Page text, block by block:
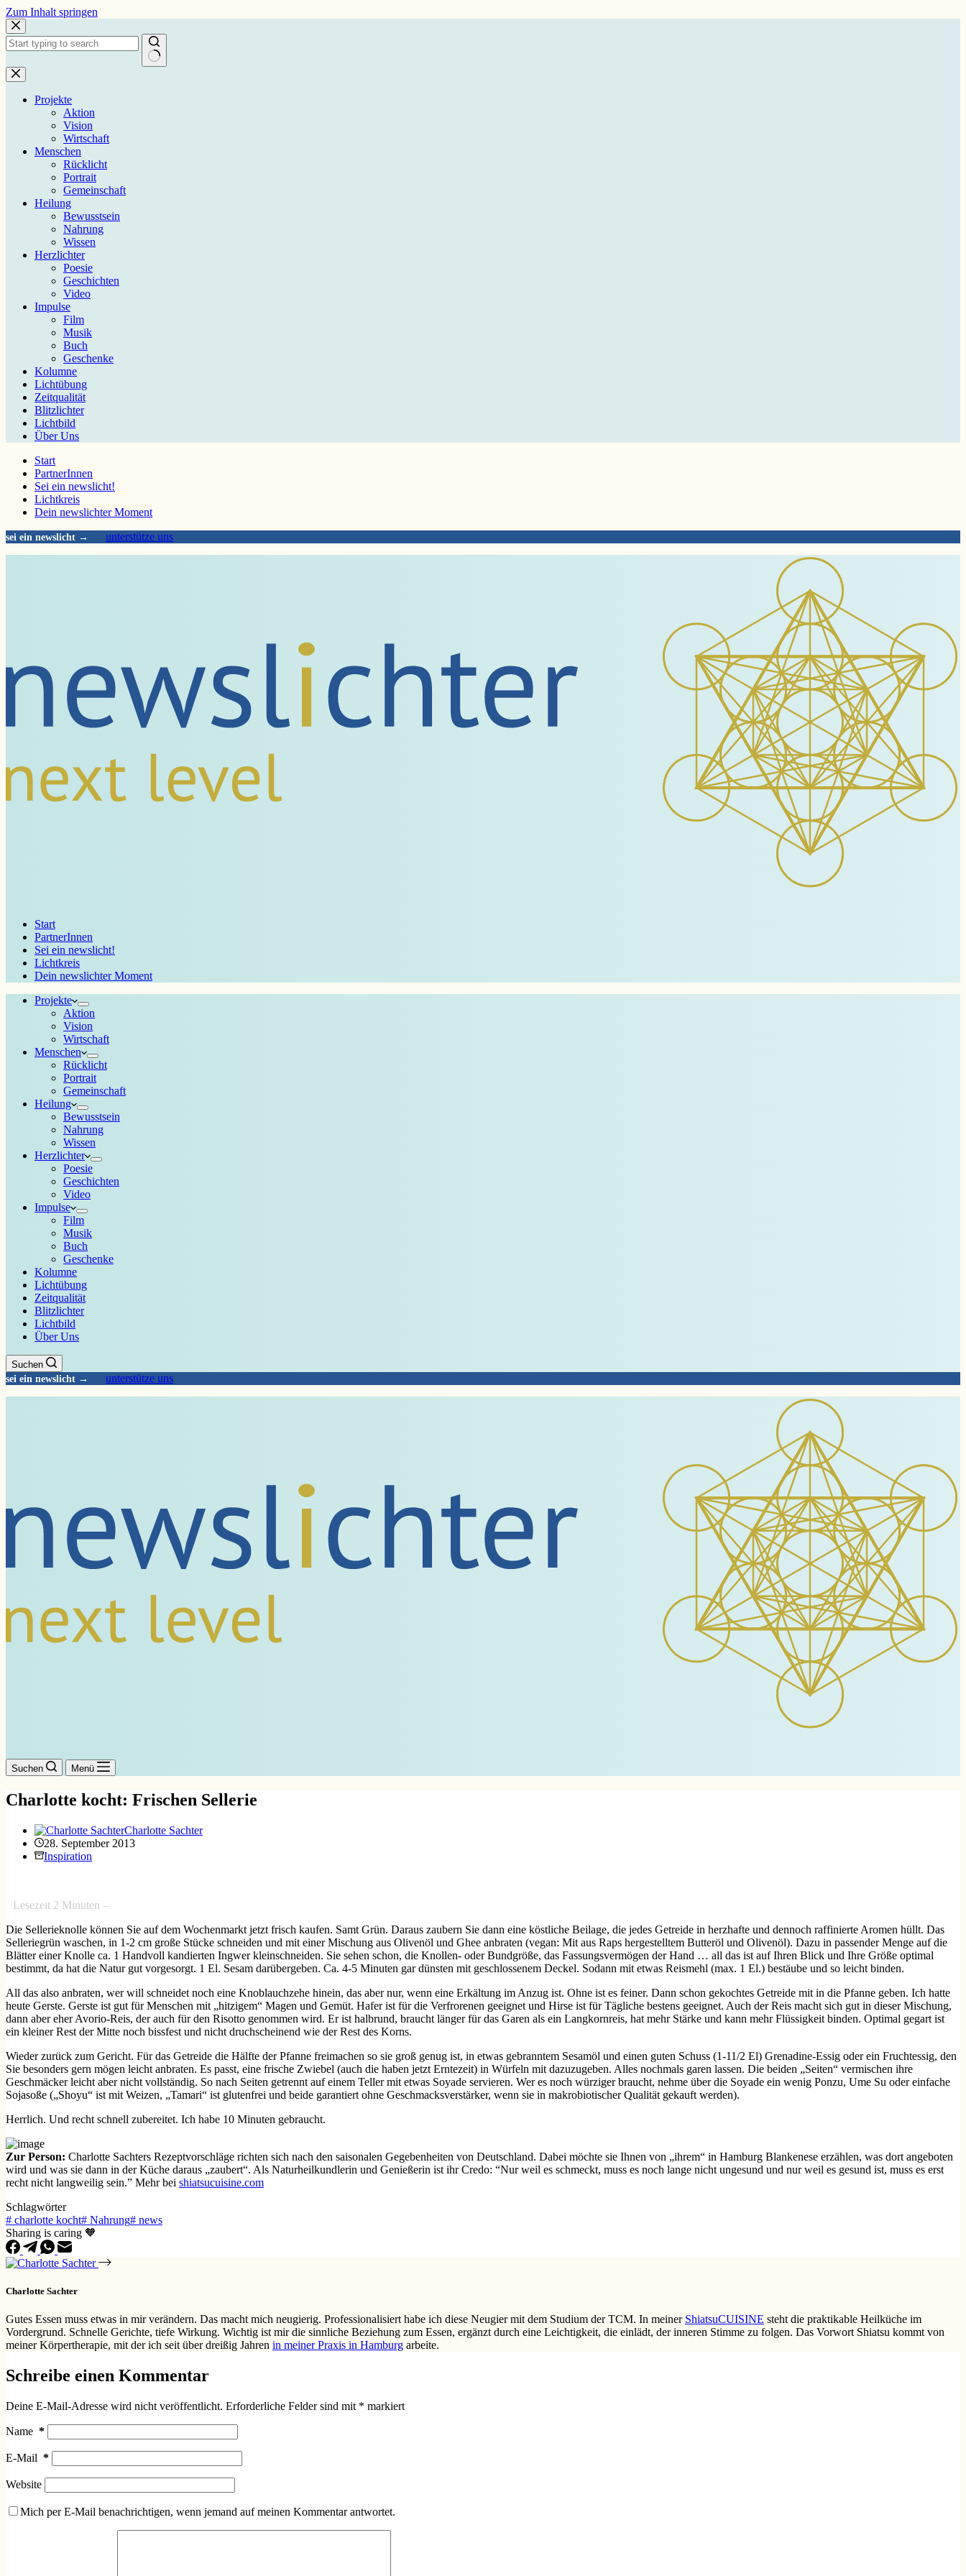
Zum Inhalt springen
springen
Keine
Ergebnisse
Projekte
Aktion
Vision
Wirtschaft
Menschen
Rücklicht
Portrait
Gemeinschaft
Heilung
Bewusstsein
Nahrung
Wissen
Herzlichter
Poesie
Geschichten
Video
Impulse
Film
Musik
Buch
Geschenke
Kolumne
Lichtübung
Zeitqualität
Blitzlichter
Lichtbild
Über Uns
Start
PartnerInnen
Sei ein newslicht!
Lichtkreis
Dein newslichter Moment
unterstütze uns
Start
PartnerInnen
Sei ein newslicht!
Lichtkreis
Dein newslichter Moment
Projekte
Aktion
Vision
Wirtschaft
Menschen
Rücklicht
Portrait
Gemeinschaft
Heilung
Bewusstsein
Nahrung
Wissen
Herzlichter
Poesie
Geschichten
Video
Impulse
Film
Musik
Buch
Geschenke
Kolumne
Lichtübung
Zeitqualität
Blitzlichter
Lichtbild
Über Uns
Suchen
unterstütze uns
Suchen Menü
Charlotte kocht: Frischen Sellerie
Charlotte Sachter
28. September 2013
Inspiration
Lesezeit 2 Minuten –
Die Sellerieknolle können Sie auf dem Wochenmarkt jetzt frisch kaufen. Samt Grün. Daraus zaubern Sie dann eine köstliche Beilage, die jedes Getreide in herzhafte und dennoch raffinierte Aromen hüllt. Das
Selleriegrün waschen, in 1-2 cm große Stücke schneiden und mit einer Mischung aus Olivenöl und Ghee anbraten (vegan: Mit aus Raps hergestelltem Butteröl und Olivenöl). Dazu in passender Menge auf die
Blätter einer Knolle ca. 1 Handvoll kandierten Ingwer kleinschneiden. Sie sehen schon, die Knollen- oder Bundgröße, das Fassungsvermögen der Hand … all das ist auf Ihren Blick und Ihre Größe optimal
bestimmt, da hat die Natur gut vorgesorgt. 1 El. Sesam darübergeben. Ca. 4-5 Minuten gar dünsten mit geschlossenem Deckel. Sodann mit etwas Reismehl (max. 1 El.) bestäube und so leicht binden.
All das also anbraten, wer will schneidet noch eine Knoblauchzehe hinein, das aber nur, wenn eine Erkältung im Anzug ist. Ohne ist es feiner. Dann schon gekochtes Getreide mit in die Pfanne geben. Ich hatte
heute Gerste. Gerste ist gut für Menschen mit „hitzigem“ Magen und Gemüt. Hafer ist für die Verfrorenen geeignet und Hirse ist für Tägliche bestens geeignet. Auch der Reis macht sich gut in dieser Mischung,
dann aber eher Avorio-Reis, der auch für den Risotto genommen wird. Er ist halbrund, braucht länger für das Garen als ein Langkornreis, hat mehr Stärke und kann mehr Flüssigkeit binden. Optimal gegart ist
ein kleiner Rest der Mitte noch bissfest und nicht druchscheinend wie der Rest des Korns.
Wieder zurück zum Gericht. Für das Getreide die Hälfte der Pfanne freimachen so sie groß genug ist, in etwas gebranntem Sesamöl und einen guten Schuss (1-11/2 El) Grenadine-Essig oder ein Fruchtessig, den
Sie besonders gern mögen leicht anbraten. Es passt, eine frische Zwiebel (auch die haben jetzt Erntezeit) in Würfeln mit dazuzugeben. Alles nochmals garen lassen. Die beiden „Seiten“ vermischen ihre
Geschmäcker leicht aber nicht vollständig. So nach Seiten getrennt auf einem Teller mit etwas Soyade servieren. Wer es noch würziger braucht, nehme über die Soyade ein wenig Ponzu, Ume Su oder einfache
Sojasoße („Shoyu“ ist mit Weizen, „Tamari“ ist glutenfrei und beide garantiert ohne Geschmacksverstärker, wenn sie in makrobiotischer Qualität gekauft werden).
Herrlich. Und recht schnell zubereitet. Ich habe 10 Minuten gebraucht.
Zur Person: Charlotte Sachters Rezeptvorschläge richten sich nach den saisonalen Gegebenheiten von Deutschland. Dabei möchte sie Ihnen von „ihrem“ in Hamburg Blankenese erzählen, was dort angeboten
wird und was sie dann in der Küche daraus „zaubert“. Als Naturheilkundlerin und Genießerin ist ihr Credo: “Nur weil es schmeckt, muss es noch lange nicht ungesund und nur weil es gesund ist, muss es erst
recht nicht langweilig sein.” Mehr bei shiatsucuisine.com
Schlagwörter
# charlotte kocht# Nahrung# news
Sharing is caring 🧡
Charlotte Sachter
Gutes Essen muss etwas in mir verändern. Das macht mich neugierig. Professionalisiert habe ich diese Neugier mit dem Studium der TCM. In meiner ShiatsuCUISINE steht die praktikable Heilküche im
Vordergrund. Schnelle Gerichte, tiefe Wirkung. Wichtig ist mir die sinnliche Beziehung zum Essen, ergänzt durch eine Leichtigkeit, die einlädt, der inneren Stimme zu folgen. Das Vorwort Shiatsu kommt von
meiner Körpertherapie, mit der ich seit über dreißig Jahren in meiner Praxis in Hamburg arbeite.
Schreibe einen Kommentar
Deine E-Mail-Adresse wird nicht veröffentlicht. Erforderliche Felder sind mit * markiert
Name *
E-Mail *
Website
Mich per E-Mail benachrichtigen, wenn jemand auf meinen Kommentar antwortet.